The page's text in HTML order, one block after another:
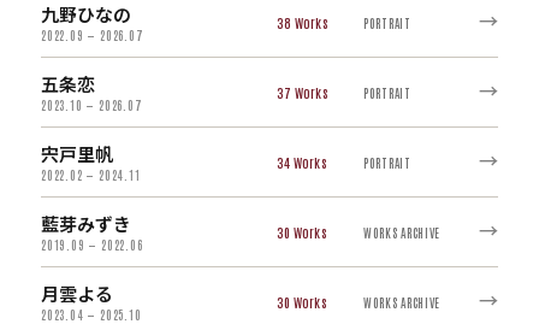
九野ひなの
2022.09 — 2026.07
38 PORTRAIT →
五条恋
2023.10 — 2026.07
37 PORTRAIT →
宍戸里帆
2022.02 — 2024.11
34 PORTRAIT →
藍芽みずき
2019.09 — 2022.06
30 WORKS ARCHIVE →
月雲よる
2023.04 — 2025.10
30 WORKS ARCHIVE →